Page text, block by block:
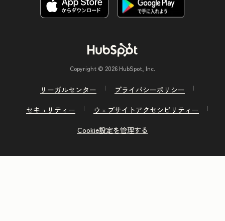
Copyright © 2026 HubSpot, Inc.
リーガルセンター
プライバシーポリシー
セキュリティー
ウェブサイトアクセシビリティー
Cookie設定を管理する